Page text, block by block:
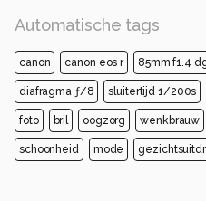
Automatische tags
canon canon eos r 85mm f1.4
diafragma ƒ/8 sluitertijd 1/200s
foto bril oogzorg wenkbrauw
schoonheid mode